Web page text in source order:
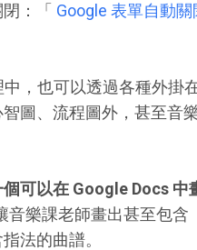
：「 Google 表單自動
，也可以透過各種外掛
圖、流程圖外，甚至音
個可以在 Google Docs 中
音樂課老師畫出甚至包
法的曲譜。